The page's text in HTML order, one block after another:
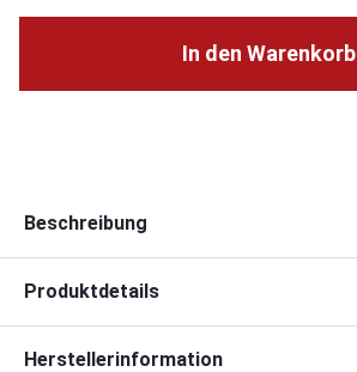
In den Warenkorb
Beschreibung
Produktdetails
Herstellerinformation